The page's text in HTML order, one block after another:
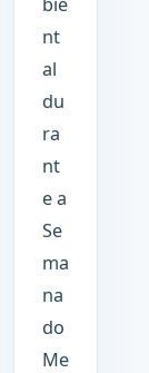
nt
al
du
ra
nt
e a
Se
ma
na
do
Me